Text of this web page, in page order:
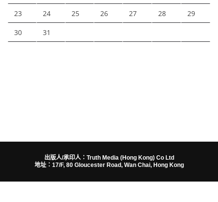
23 24 25 26 27 28 29
30 31
出版人/承印人：Truth Media (Hong Kong) Co Ltd
地址：17/F, 80 Gloucester Road, Wan Chai, Hong Kong